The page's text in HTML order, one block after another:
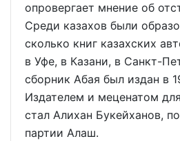
опровергает мнение об
Среди казахов были
сколько книг казахских
в Уфе, в Казани, в Санкт-
сборник Абая был издан в
Издателем и меценатом
стал Алихан Букейханов,
партии Алаш.